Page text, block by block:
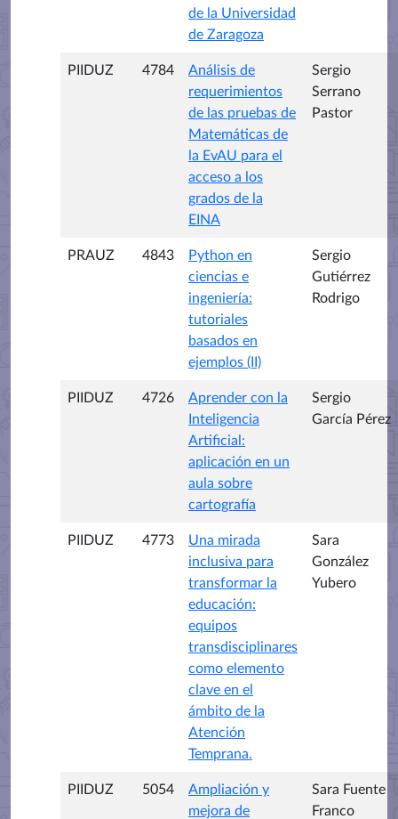
de la Universidad
de Zaragoza
PIIDUZ 4784
Análisis de
requerimientos
de las pruebas de
Matemáticas de
la EvAU para el
acceso a los
grados de la
EINA
Sergio
Serrano
Pastor
PRAUZ 4843
Python en
ciencias e
ingeniería:
tutoriales
basados en
ejemplos (II)
Sergio
Gutiérrez
Rodrigo
PIIDUZ 4726
Aprender con la
Inteligencia
Artificial:
aplicación en un
aula sobre
cartografía
Sergio
García Pérez
PIIDUZ 4773
Una mirada
inclusiva para
transformar la
educación:
equipos
transdisciplinares
como elemento
clave en el
ámbito de la
Atención
Temprana.
Sara
González
Yubero
PIIDUZ 5054
Ampliación y
mejora de
Sara Fuente
Franco